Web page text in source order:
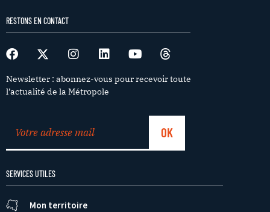
RESTONS EN CONTACT
Newsletter : abonnez-vous pour recevoir toute
l’actualité de la Métropole
SERVICES UTILES
Mon territoire